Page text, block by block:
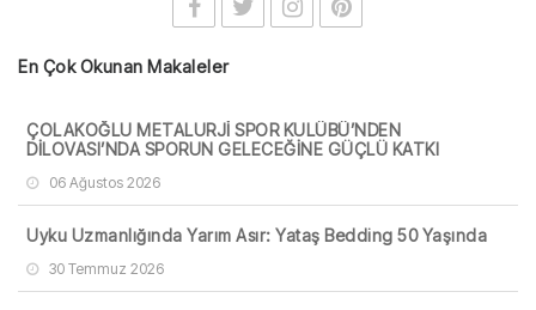
En Çok Okunan Makaleler
ÇOLAKOĞLU METALURJİ SPOR KULÜBÜ’NDEN
DİLOVASI’NDA SPORUN GELECEĞİNE GÜÇLÜ KATKI
06 Ağustos 2026
Uyku Uzmanlığında Yarım Asır: Yataş Bedding 50 Yaşında
30 Temmuz 2026